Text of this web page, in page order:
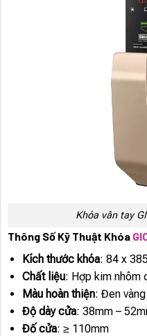
Khóa vân tay
Thông Số Kỹ Thuật Khóa
Kích thước khóa: 84 x
Chất liệu: Hợp kim nhôm
Màu hoàn thiện: Đen
Độ dày cửa: 38mm –
Đố cửa: ≥ 110mm